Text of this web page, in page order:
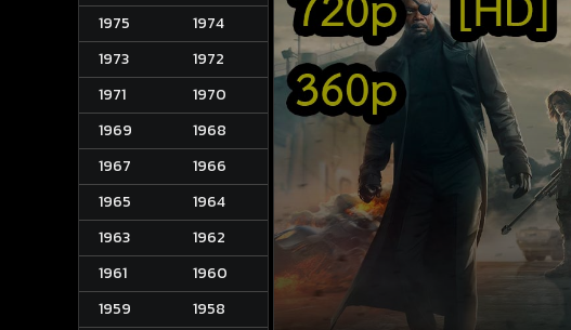
1975
1974
1973
1972
1971
1970
1969
1968
1967
1966
1965
1964
1963
1962
1961
1960
1959
1958